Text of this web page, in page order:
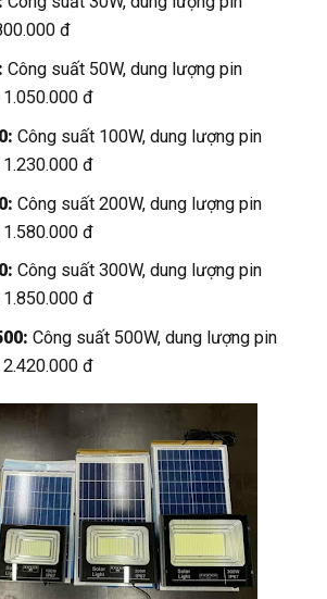
đ
Công suất 50W, dung lượng pin
đ
Công suất 100W, dung lượng pin
đ
Công suất 200W, dung lượng pin
đ
Công suất 300W, dung lượng pin
đ
Công suất 500W, dung lượng pin
đ